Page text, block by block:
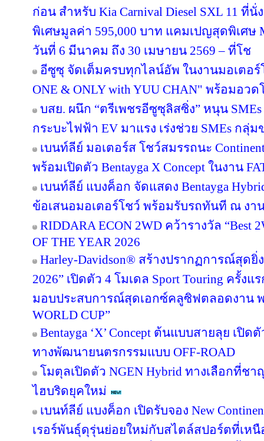
ก่อน สำหรับ Kia Carnival Diesel SXL 11 ที่
พิเศษมูลค่า 595,000 บาท แคมเปญสุดพิเศษ
วันที่ 6 มีนาคม ถึง 30 เมษายน 2569 – ที่โช
อีซูซุ จัดเต็มครบทุกไลน์อัพ ในงานมอเตอร์
ONE & ONLY with YUU CHAN" พร้อมอ
บสย. ผนึก “ตรีเพชรอีซูซุลิสซิ่ง” หนุน
กระบะไฟฟ้า EV มาแรง เร่งช่วย SMEs กลุ่
เบนท์ลีย์ มอเตอร์ส โชว์สมรรถนะ
พร้อมเปิดตัว Bentayga X Concept ในงาน
เบนท์ลีย์ แบงค็อก จัดแสดง Bentayga
ข้อเสนอมอเตอร์โชว์ พร้อมรับรถทันที ณ งาน
RIDDARA ECON 2WD คว้ารางวัล “Best
OF THE YEAR 2026
Harley-Davidson® สร้างปรากฏการณ์สุดยิ่
2026” เปิดตัว 4 โมเดล Sport Touring ครั้ง
มอบประสบการณ์สุดเอกซ์คลูซิฟตลอดงาน พ
WORLD CUP”
Bentayga ‘X’ Concept ต้นแบบสายลุย เปิด
ทางพัฒนายนตรกรรมแบบ OFF-ROAD
โมตุลเปิดตัว NGEN Hybrid ทางเลือกที่ช
ไฮบริดยุคใหม่
เบนท์ลีย์ แบงค็อก เปิดรับจอง New
เรอร์พันธุ์ดุรุ่นย่อยใหม่กับสไตล์สปอร์ตที่เหนื